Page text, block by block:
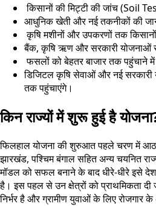
किसानों की मिट्टी की जांच (Soil
आधुनिक खेती और नई तकनीकों की
कृषि मशीनों और उपकरणों तक
बैंक, कृषि ऋण और सरकारी योजनाओं
फसलों को बेहतर बाजार तक पहुंचाने
डिजिटल कृषि सेवाओं और नई सरकारी
तक पहुंचाएंगे।
किन राज्यों में शुरू हुई है
फिलहाल योजना की शुरुआत पहले चरण में आठ
झारखंड, पश्चिम बंगाल सहित अन्य चयनित
मॉडल को सफल बनाने के बाद धीरे-धीरे इसे
है। इस पहल से उन क्षेत्रों को प्राथमिकता दी
निर्भर है और ग्रामीण युवाओं के लिए रोजगार